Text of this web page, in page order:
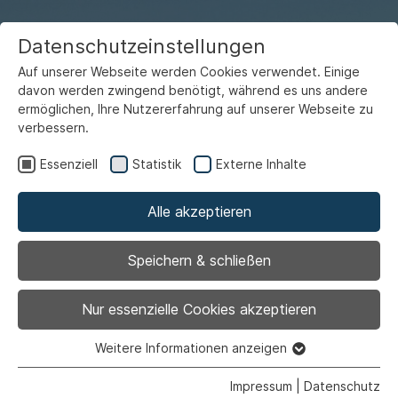
auf
Kultur
Angebote
Datenschutzeinstellungen
Auf unserer Webseite werden Cookies verwendet. Einige
davon werden zwingend benötigt, während es uns andere
ermöglichen, Ihre Nutzererfahrung auf unserer Webseite zu
verbessern.
Essenziell Statistik Externe Inhalte
Alle akzeptieren
Speichern & schließen
Nur essenzielle Cookies akzeptieren
Essenzielle Cookies werden für grundlegende Funktionen
Weitere Informationen anzeigen
Impressum Datenschutz